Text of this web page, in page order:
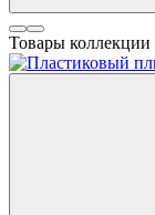
Товары коллекции